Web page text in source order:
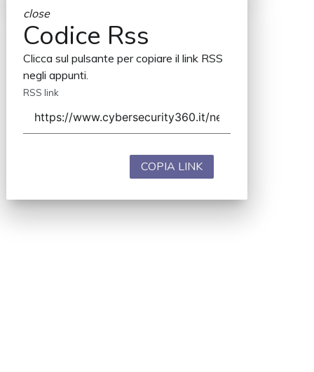
close
Codice Rss
Clicca sul pulsante per copiare il link RSS
negli appunti.
RSS link
COPIA LINK